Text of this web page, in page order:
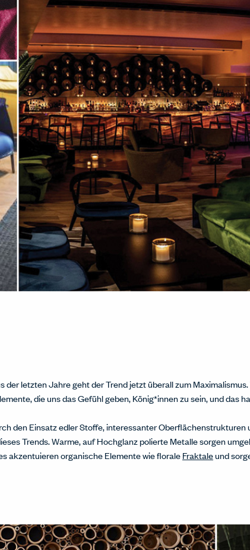
der letzten Jahre geht der Trend jetzt überall zum
die uns das Gefühl geben, König*innen zu sein, und das
den Einsatz edler Stoffe, interessanter Oberflächenstrukturen
Trends. Warme, auf Hochglanz polierte Metalle sorgen
akzentuieren organische Elemente wie floraleFraktaleund